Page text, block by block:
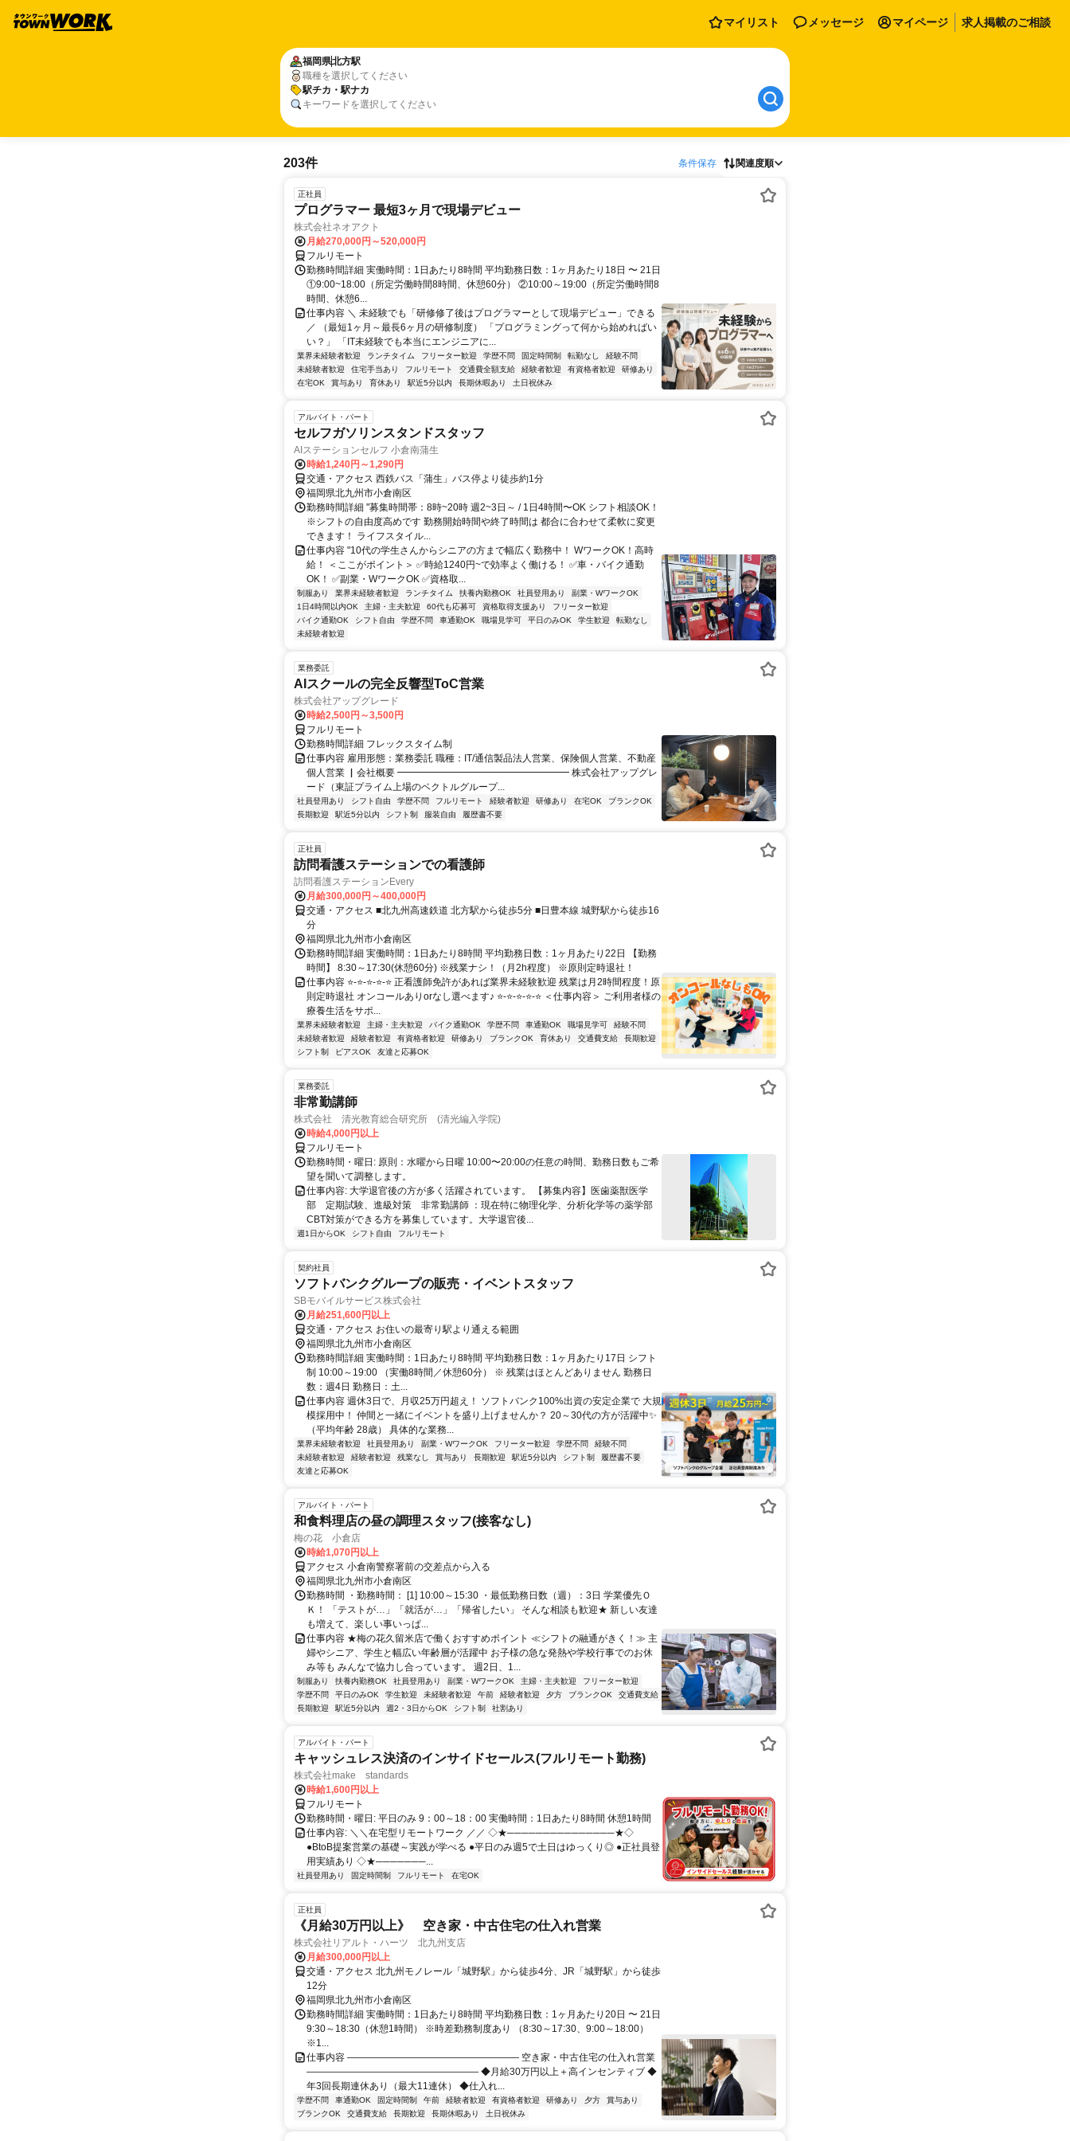
マイリスト メッセージ マイページ 求人掲載のご相談
福岡県北方駅
職種を選択してください
駅チカ・駅ナカ
キーワードを選択してください
203件 条件保存 関連度順
正社員
プログラマー 最短3ヶ月で現場デビュー
株式会社ネオアクト
月給270,000円～520,000円
フルリモート
勤務時間詳細 実働時間：1日あたり8時間 平均勤務日数：1ヶ月あたり18日 〜 21日
①9:00~18:00（所定労働時間8時間、休憩60分） ②10:00～19:00（所定労働時間8
時間、休憩6...
仕事内容 ＼ 未経験でも「研修修了後はプログラマーとして現場デビュー」できる
／ （最短1ヶ月～最長6ヶ月の研修制度） 「プログラミングって何から始めればい
い？」 「IT未経験でも本当にエンジニアに...
業界未経験者歓迎 ランチタイム フリーター歓迎 学歴不問 固定時間制 転勤なし
経験不問
未経験者歓迎
住宅手当あり フルリモート 交通費全額支給 経験者歓迎 有資格者歓迎
研修あり
在宅OK
賞与あり 育休あり 駅近5分以内 長期休暇あり 土日祝休み
アルバイト・パート
セルフガソリンスタンドスタッフ
AIステーションセルフ 小倉南蒲生
時給1,240円～1,290円
交通・アクセス 西鉄バス「蒲生」バス停より徒歩約1分
福岡県北九州市小倉南区
勤務時間詳細 "募集時間帯：8時~20時 週2~3日～ / 1日4時間〜OK シフト相談OK！
※シフトの自由度高めです 勤務開始時間や終了時間は 都合に合わせて柔軟に変更
できます！ ライフスタイル...
仕事内容 "10代の学生さんからシニアの方まで幅広く勤務中！ WワークOK！高時
給！ ＜ここがポイント＞ ✅時給1240円~で効率よく働ける！ ✅車・バイク通勤
OK！ ✅副業・WワークOK ✅資格取...
制服あり 業界未経験者歓迎 ランチタイム 扶養内勤務OK 社員登用あり
副業・WワークOK
1日4時間以内OK
主婦・主夫歓迎 60代も応募可 資格取得支援あり
フリーター歓迎
バイク通勤OK
シフト自由 学歴不問 車通勤OK 職場見学可 平日のみOK 学生歓迎
転勤なし
未経験者歓迎
業務委託
AIスクールの完全反響型ToC営業
株式会社アップグレード
時給2,500円～3,500円
フルリモート
勤務時間詳細 フレックスタイム制
仕事内容 雇用形態：業務委託 職種：IT/通信製品法人営業、保険個人営業、不動産
個人営業 ▏会社概要 ━━━━━━━━━━━━━━━━━━ 株式会社アップグレ
ード（東証プライム上場のベクトルグループ...
社員登用あり シフト自由 学歴不問 フルリモート 経験者歓迎 研修あり 在宅OK
ブランクOK
長期歓迎
駅近5分以内 シフト制 服装自由 履歴書不要
正社員
訪問看護ステーションでの看護師
訪問看護ステーションEvery
月給300,000円～400,000円
交通・アクセス ■北九州高速鉄道 北方駅から徒歩5分 ■日豊本線 城野駅から徒歩16
分
福岡県北九州市小倉南区
勤務時間詳細 実働時間：1日あたり8時間 平均勤務日数：1ヶ月あたり22日 【勤務
時間】 8:30～17:30(休憩60分) ※残業ナシ！（月2h程度） ※原則定時退社！
仕事内容 ⭐-⭐-⭐-⭐-⭐ 正看護師免許があれば業界未経験歓迎 残業は月2時間程度！原
則定時退社 オンコールありorなし選べます♪ ⭐-⭐-⭐-⭐-⭐ ＜仕事内容＞ ご利用者様の
療養生活をサポ...
業界未経験者歓迎 主婦・主夫歓迎 バイク通勤OK 学歴不問 車通勤OK 職場見学可
経験不問
未経験者歓迎
経験者歓迎 有資格者歓迎 研修あり ブランクOK 育休あり 交通費支給
長期歓迎
シフト制
ピアスOK 友達と応募OK
業務委託
非常勤講師
株式会社 清光教育総合研究所 (清光編入学院)
時給4,000円以上
フルリモート
勤務時間・曜日: 原則：水曜から日曜 10:00〜20:00の任意の時間、勤務日数もご希
望を聞いて調整します。
仕事内容: 大学退官後の方が多く活躍されています。 【募集内容】医歯薬獣医学
部 定期試験、進級対策 非常勤講師 ：現在特に物理化学、分析化学等の薬学部
CBT対策ができる方を募集しています。大学退官後...
週1日からOK シフト自由 フルリモート
契約社員
ソフトバンクグループの販売・イベントスタッフ
SBモバイルサービス株式会社
月給251,600円以上
交通・アクセス お住いの最寄り駅より通える範囲
福岡県北九州市小倉南区
勤務時間詳細 実働時間：1日あたり8時間 平均勤務日数：1ヶ月あたり17日 シフト
制 10:00～19:00 （実働8時間／休憩60分） ※ 残業はほとんどありません 勤務日
数：週4日 勤務日：土...
仕事内容 週休3日で、月収25万円超え！ ソフトバンク100%出資の安定企業で 大規
模採用中！ 仲間と一緒にイベントを盛り上げませんか？ 20～30代の方が活躍中✨
（平均年齢 28歳） 具体的な業務...
業界未経験者歓迎 社員登用あり 副業・WワークOK フリーター歓迎 学歴不問
経験不問
未経験者歓迎
経験者歓迎 残業なし 賞与あり 長期歓迎 駅近5分以内 シフト制
履歴書不要
友達と応募OK
アルバイト・パート
和食料理店の昼の調理スタッフ(接客なし)
梅の花 小倉店
時給1,070円以上
アクセス 小倉南警察署前の交差点から入る
福岡県北九州市小倉南区
勤務時間 ・勤務時間： [1] 10:00～15:30 ・最低勤務日数（週）：3日 学業優先Ｏ
Ｋ！ 「テストが…」「就活が…」「帰省したい」 そんな相談も歓迎★ 新しい友達
も増えて、楽しい事いっぱ...
仕事内容 ★梅の花久留米店で働くおすすめポイント ≪シフトの融通がきく！≫ 主
婦やシニア、学生と幅広い年齢層が活躍中 お子様の急な発熱や学校行事でのお休
み等も みんなで協力し合っています。 週2日、1...
制服あり 扶養内勤務OK 社員登用あり 副業・WワークOK 主婦・主夫歓迎
フリーター歓迎
学歴不問
平日のみOK 学生歓迎 未経験者歓迎 午前 経験者歓迎 夕方 ブランクOK
交通費支給
長期歓迎
駅近5分以内 週2・3日からOK シフト制 社割あり
アルバイト・パート
キャッシュレス決済のインサイドセールス(フルリモート勤務)
株式会社make standards
時給1,600円以上
フルリモート
勤務時間・曜日: 平日のみ 9：00～18：00 実働時間：1日あたり8時間 休憩1時間
仕事内容: ＼＼在宅型リモートワーク ／／ ◇★───────────────★◇
●BtoB提案営業の基礎～実践が学べる ●平日のみ週5で土日はゆっくり◎ ●正社員登
用実績あり ◇★───────...
社員登用あり 固定時間制 フルリモート 在宅OK
正社員
《月給30万円以上》 空き家・中古住宅の仕入れ営業
株式会社リアルト・ハーツ 北九州支店
月給300,000円以上
交通・アクセス 北九州モノレール「城野駅」から徒歩4分、JR「城野駅」から徒歩
12分
福岡県北九州市小倉南区
勤務時間詳細 実働時間：1日あたり8時間 平均勤務日数：1ヶ月あたり20日 〜 21日
9:30～18:30（休憩1時間） ※時差勤務制度あり （8:30～17:30、9:00～18:00）
※1...
仕事内容 ―――――――――――――――――― 空き家・中古住宅の仕入れ営業
―――――――――――――――――― ◆月給30万円以上＋高インセンティブ ◆
年3回長期連休あり（最大11連休） ◆仕入れ...
学歴不問 車通勤OK 固定時間制 午前 経験者歓迎 有資格者歓迎 研修あり 夕方
賞与あり
ブランクOK
交通費支給 長期歓迎 長期休暇あり 土日祝休み